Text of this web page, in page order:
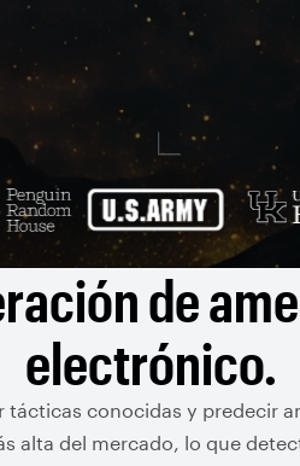
de
electrónico.
conocidas y predecir
alta del mercado, lo que